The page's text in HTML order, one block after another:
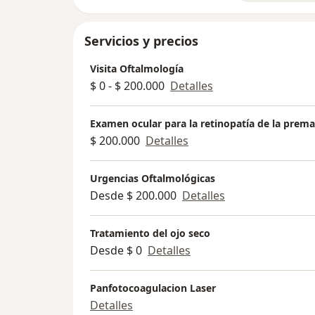
Servicios y precios
Visita Oftalmología
$ 0 - $ 200.000 Detalles
Examen ocular para la retinopatía de la
$ 200.000 Detalles
Urgencias Oftalmológicas
Desde $ 200.000 Detalles
Tratamiento del ojo seco
Desde $ 0 Detalles
Panfotocoagulacion Laser
Detalles